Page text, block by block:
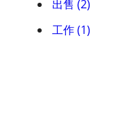
出售 (2)
工作 (1)